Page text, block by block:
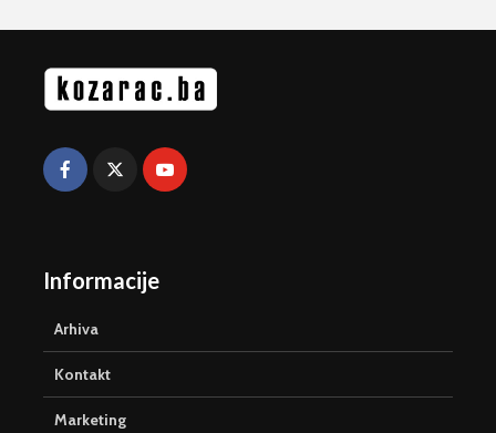
Informacije
Arhiva
Kontakt
Marketing